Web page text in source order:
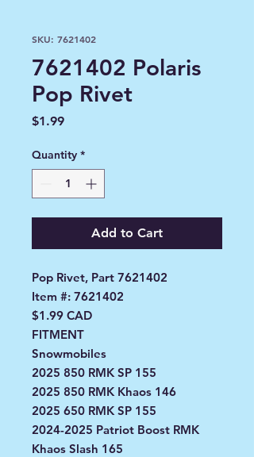
SKU: 7621402
7621402 Polaris
Pop Rivet
$1.99Price
Quantity *
Add to Cart
Pop Rivet, Part 7621402
Item #: 7621402
$1.99 CAD
FITMENT
Snowmobiles
2025 850 RMK SP 155
2025 850 RMK Khaos 146
2025 650 RMK SP 155
2024-2025 Patriot Boost RMK
Khaos Slash 165